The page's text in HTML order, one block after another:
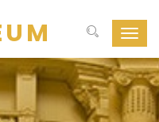
ki-
be